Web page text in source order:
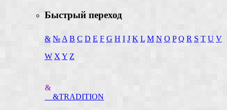
Быстрый переход
& № A B C D E F G H I J K L M N O P Q R S T U V
W X Y Z
&
&TRADITION